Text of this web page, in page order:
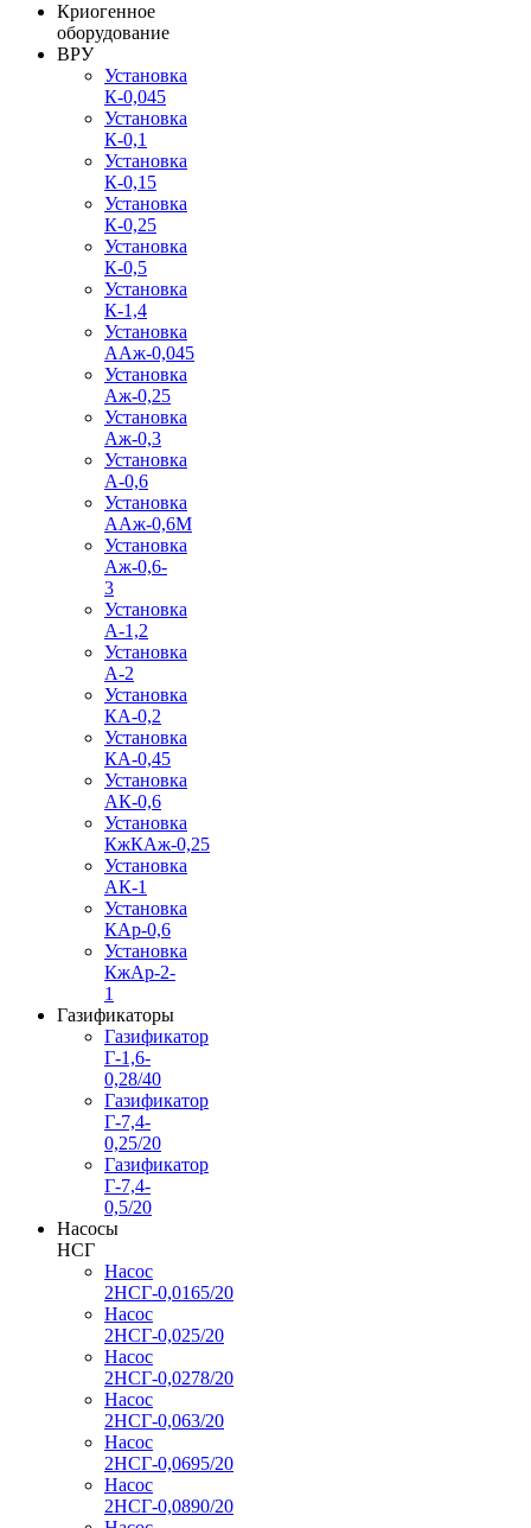
Криогенное
оборудование
ВРУ
Установка
К-0,045
Установка
К-0,1
Установка
К-0,15
Установка
К-0,25
Установка
К-0,5
Установка
К-1,4
Установка
ААж-0,045
Установка
Аж-0,25
Установка
Аж-0,3
Установка
А-0,6
Установка
ААж-0,6М
Установка
Аж-0,6-
3
Установка
А-1,2
Установка
А-2
Установка
КА-0,2
Установка
КА-0,45
Установка
АК-0,6
Установка
КжКАж-0,25
Установка
АК-1
Установка
КАр-0,6
Установка
КжАр-2-
1
Газификаторы
Газификатор
Г-1,6-
0,28/40
Газификатор
Г-7,4-
0,25/20
Газификатор
Г-7,4-
0,5/20
Насосы
НСГ
Насос
2НСГ-0,0165/20
Насос
2НСГ-0,025/20
Насос
2НСГ-0,0278/20
Насос
2НСГ-0,063/20
Насос
2НСГ-0,0695/20
Насос
2НСГ-0,0890/20